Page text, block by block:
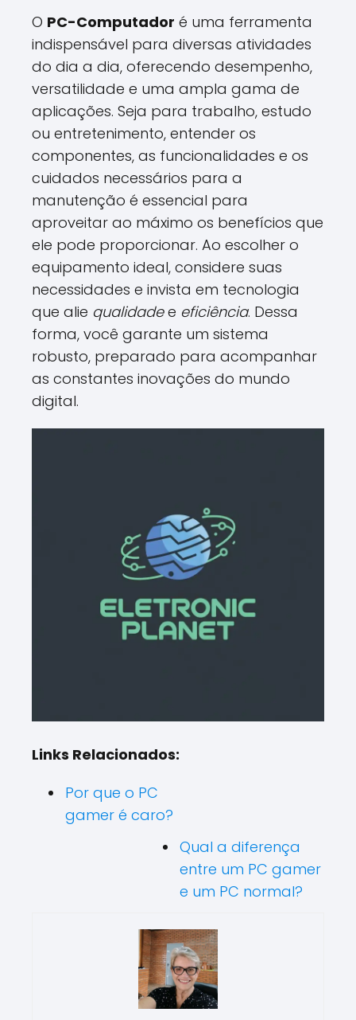
O PC-Computador é uma ferramenta
indispensável para diversas atividades
do dia a dia, oferecendo desempenho,
versatilidade e uma ampla gama de
aplicações. Seja para trabalho, estudo
ou entretenimento, entender os
componentes, as funcionalidades e os
cuidados necessários para a
manutenção é essencial para
aproveitar ao máximo os benefícios que
ele pode proporcionar. Ao escolher o
equipamento ideal, considere suas
necessidades e invista em tecnologia
que alie qualidadee eficiência. Dessa
forma, você garante um sistema
robusto, preparado para acompanhar
as constantes inovações do mundo
digital.
Links Relacionados:
Por que o PC
gamer é caro?
Qual a diferença
entre um PC gamer
e um PC normal?